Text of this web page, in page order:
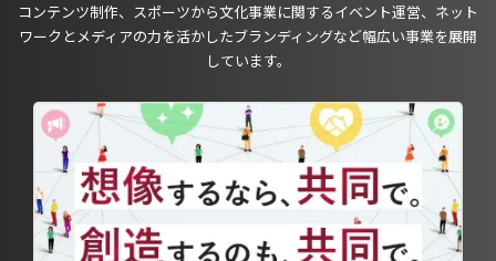
コンテンツ制作、スポーツから文化事業に関するイベント運営、ネット
ワークとメディアの力を活かしたブランディングなど幅広い事業を展開
しています。